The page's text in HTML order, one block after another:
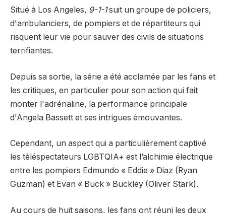
Situé à Los Angeles, 9-1-1suit un groupe de policiers,
d'ambulanciers, de pompiers et de répartiteurs qui
risquent leur vie pour sauver des civils de situations
terrifiantes.
Depuis sa sortie, la série a été acclamée par les fans et
les critiques, en particulier pour son action qui fait
monter l'adrénaline, la performance principale
d'Angela Bassett et ses intrigues émouvantes.
Cependant, un aspect qui a particulièrement captivé
les téléspectateurs LGBTQIA+ est l’alchimie électrique
entre les pompiers Edmundo « Eddie » Diaz (Ryan
Guzman) et Evan « Buck » Buckley (Oliver Stark).
Au cours de huit saisons, les fans ont réuni les deux